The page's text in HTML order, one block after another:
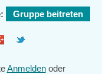
Gruppe beitreten
Anmeldenoder